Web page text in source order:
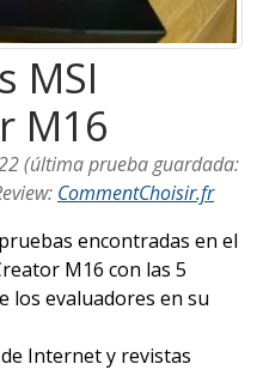
MSI
M16
(última prueba guardada:
: CommentChoisir.fr
encontradas en el
M16 con las 5
los evaluadores en su
Internet y revistas